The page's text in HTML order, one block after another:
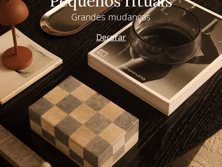
Grandes mudanças
Decorar